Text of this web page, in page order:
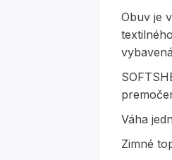
Obuv je
Váha
Zimné